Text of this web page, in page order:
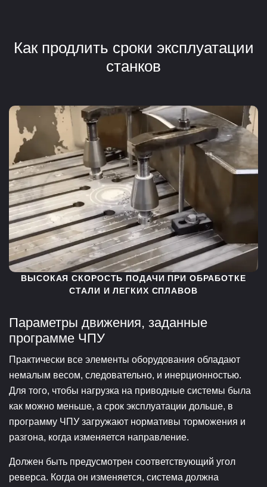
Как продлить сроки эксплуатации
станков
ВЫСОКАЯ СКОРОСТЬ ПОДАЧИ ПРИ ОБРАБОТКЕ
СТАЛИ И ЛЕГКИХ СПЛАВОВ
Параметры движения, заданные
программе ЧПУ
Практически все элементы оборудования обладают
немалым весом, следовательно, и инерционностью.
Для того, чтобы нагрузка на приводные системы была
как можно меньше, а срок эксплуатации дольше, в
программу ЧПУ загружают нормативы торможения и
разгона, когда изменяется направление.
Должен быть предусмотрен соответствующий угол
реверса. Когда он изменяется, система должна